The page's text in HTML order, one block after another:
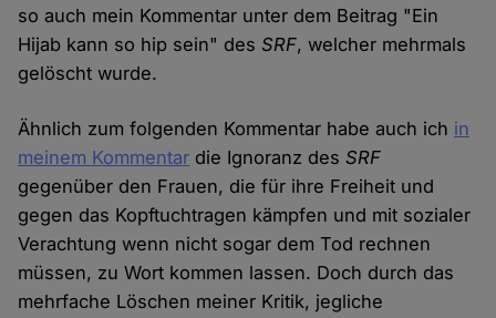
so auch mein Kommentar unter dem Beitrag "Ein
Hijab kann so hip sein" desSRF, welcher mehrmals
gelöscht wurde.
Ähnlich zum folgenden Kommentar habe auch ich in
meinem Kommentar die Ignoranz desSRF
gegenüber den Frauen, die für ihre Freiheit und
gegen das Kopftuchtragen kämpfen und mit sozialer
Verachtung wenn nicht sogar dem Tod rechnen
müssen, zu Wort kommen lassen. Doch durch das
mehrfache Löschen meiner Kritik, jegliche